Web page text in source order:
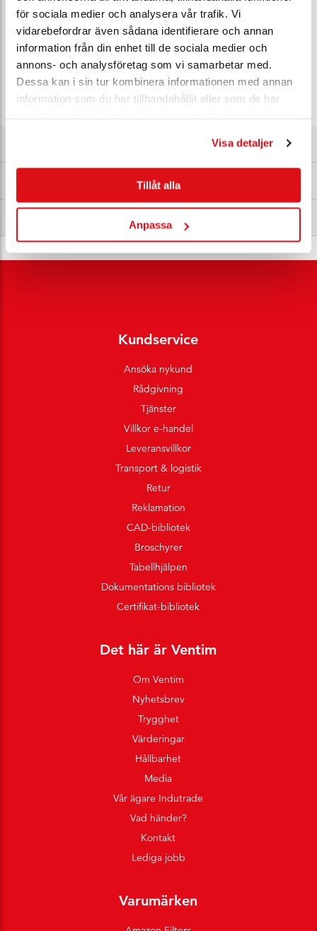
för sociala medier och analysera vår trafik. Vi
vidarebefordrar även sådana identifierare och annan
information från din enhet till de sociala medier och
annons- och analysföretag som vi samarbetar med.
Dessa kan i sin tur kombinera informationen med annan
information som du har tillhandahållit eller som de har
Visa detaljer
Tillåt alla
Anpassa
Bli E-Kund
Kundservice
Ansöka nykund
Rådgivning
Tjänster
Villkor e-handel
Leveransvillkor
Transport & logistik
Retur
Reklamation
CAD-bibliotek
Broschyrer
Tabellhjälpen
Dokumentations bibliotek
Certifikat-bibliotek
Det här är Ventim
Om Ventim
Nyhetsbrev
Trygghet
Värderingar
Hållbarhet
Media
Vår ägare Indutrade
Vad händer?
Kontakt
Lediga jobb
Varumärken